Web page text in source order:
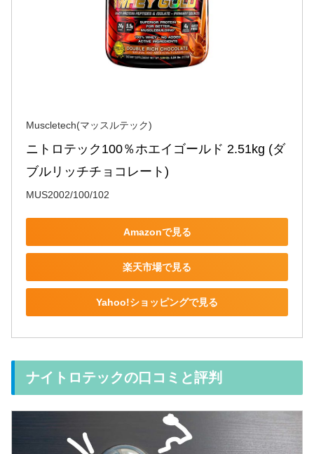
Muscletech(マッスルテック)
ニトロテック100％ホエイゴールド 2.51kg (ダ
ブルリッチチョコレート)
MUS2002/100/102
Amazonで見る
楽天市場で見る
Yahoo!ショッピングで見る
ナイトロテックの口コミと評判